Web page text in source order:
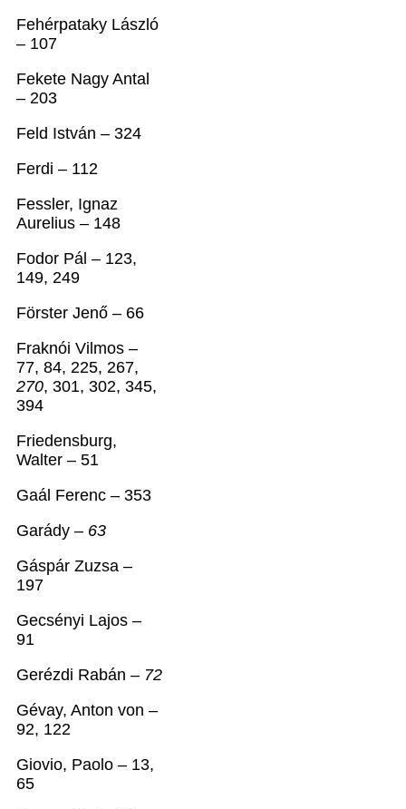
Fehérpataky László
– 107
Fekete Nagy Antal
– 203
Feld István – 324
Ferdi – 112
Fessler, Ignaz
Aurelius – 148
Fodor Pál – 123,
149, 249
Förster Jenő – 66
Fraknói Vilmos –
77, 84, 225, 267,
270, 301, 302, 345,
394
Friedensburg,
Walter – 51
Gaál Ferenc – 353
Garády – 63
Gáspár Zuzsa –
197
Gecsényi Lajos –
91
Gerézdi Rabán – 72
Gévay, Anton von –
92, 122
Giovio, Paolo – 13,
65